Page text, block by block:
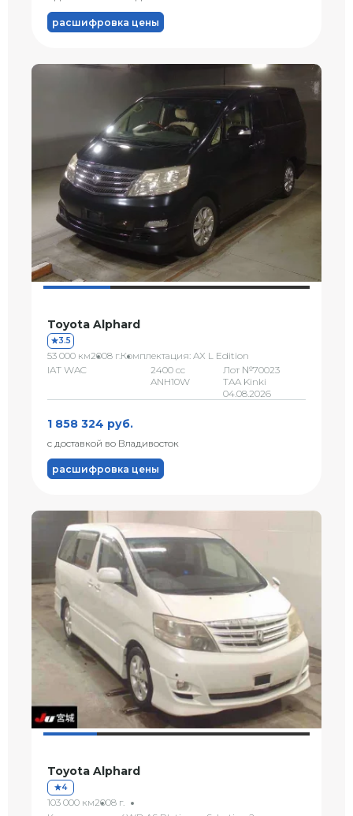
расшифровка цены
Toyota Alphard
3.5
53 000 км2008 г.Комплектация: AX L Edition
IAT WAC
2400 сс
ANH10W
Лот №70023
TAA Kinki
04.08.2026
1 858 324 руб.
с доставкой во Владивосток
расшифровка цены
Toyota Alphard
4
103 000 км2008 г.